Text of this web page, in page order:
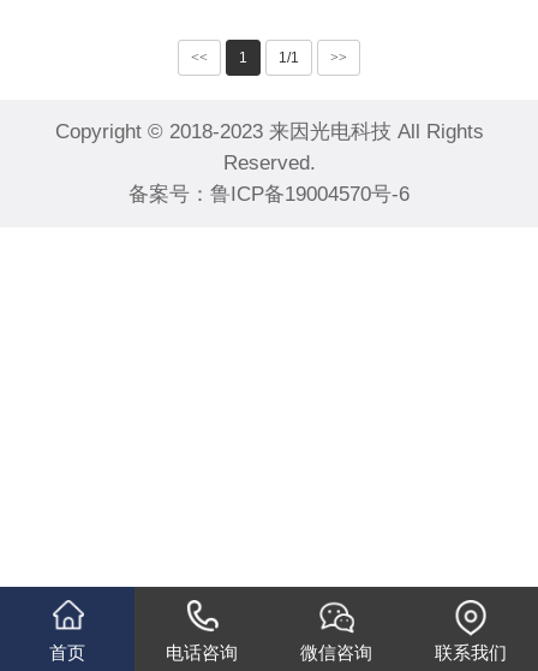
<< 1 1/1 >>
Copyright © 2018-2023 来因光电科技 All Rights
Reserved.
备案号： 鲁ICP备19004570号-6
首页 电话咨询 微信咨询 联系我们